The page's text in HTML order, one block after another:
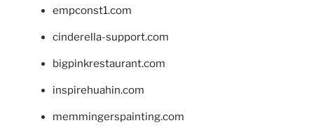
empconst1.com
cinderella-support.com
bigpinkrestaurant.com
inspirehuahin.com
memmingerspainting.com